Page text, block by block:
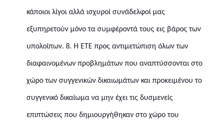
κάποιοι λίγοι αλλά ισχυροί συνάδελφοί μας
εξυπηρετούν μόνο τα συμφέροντά τους εις βάρος των
υπολοίπων. 8. Η ΕΤΕ προς αντιμετώπιση όλων των
διαφαινομένων προβλημάτων που αναπτύσσονται στο
χώρο των συγγενικών δικαιωμάτων και προκειμένου το
συγγενικό δικαίωμα να μην έχει τις δυσμενείς
επιπτώσεις που δημιουργήθηκαν στο χώρο του